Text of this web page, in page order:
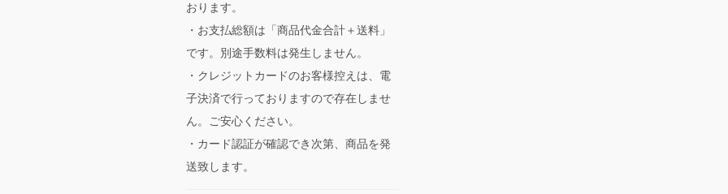
おります。
・お支払総額は「商品代金合計＋送料」
です。別途手数料は発生しません。
・クレジットカードのお客様控えは、電
子決済で行っておりますので存在しませ
ん。ご安心ください。
・カード認証が確認でき次第、商品を発
送致します。